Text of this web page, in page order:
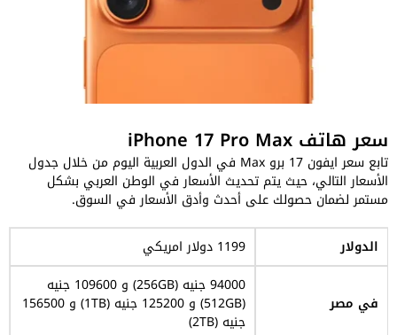
سعر هاتف iPhone 17 Pro Max
تابع سعر ايفون 17 برو Max في الدول العربية اليوم من خلال جدول
الأسعار التالي، حيث يتم تحديث الأسعار في الوطن العربي بشكل
مستمر لضمان حصولك على أحدث وأدق الأسعار في السوق.
الدولار
1199 دولار امريكي
في مصر
94000 جنيه (256GB) و 109600 جنيه
(512GB) و 125200 جنيه (1TB) و 156500
جنيه (2TB)